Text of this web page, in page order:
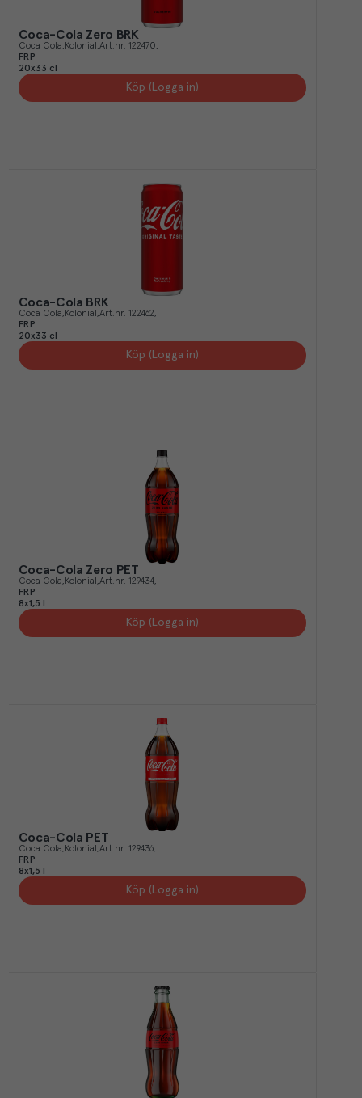
Coca-Cola Zero BRK
Coca Cola Kolonial Art.nr. 122470
FRP
20x33 cl
Köp (Logga in)
Coca-Cola BRK
Coca Cola Kolonial Art.nr. 122462
FRP
20x33 cl
Köp (Logga in)
Coca-Cola Zero PET
Coca Cola Kolonial Art.nr. 129434
FRP
8x1,5 l
Köp (Logga in)
Coca-Cola PET
Coca Cola Kolonial Art.nr. 129436
FRP
8x1,5 l
Köp (Logga in)